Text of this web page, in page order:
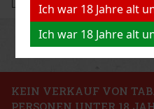
Ich war 18 Jahre alt
Ich war 18 Jahre alt
KEIN VERKAUF VON
PERSONEN UNTER 18